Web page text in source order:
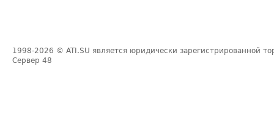
1998-2026 © ATI.SU является юридически зарегистрированной
Сервер 48